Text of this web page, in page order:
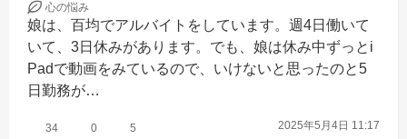
心の悩み
娘は、百均でアルバイトをしています。週4日働いて
いて、3日休みがあります。でも、娘は休み中ずっとi
Padで動画をみているので、いけないと思ったのと5
日勤務が…
34 0 5 2025年5月4日 11:17